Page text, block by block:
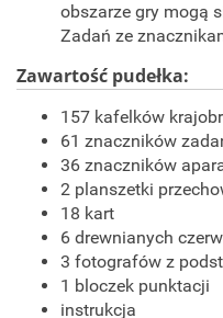
obszarze gry mogą
Zadań ze
Zawartość pudełka:
157 kafelków
61 znaczników
36 znaczników
2 planszetki
18 kart
6 drewnianych
3 fotografów z
1 bloczek punktacji
instrukcja